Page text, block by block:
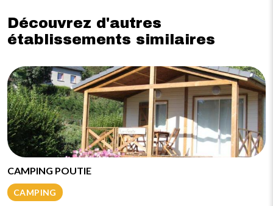
Découvrez d'autres
établissements similaires
CAMPING POUTIE
CAMPING